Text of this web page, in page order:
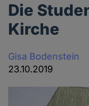
Die
Kirche
Gisa Bodenstein
23.10.2019